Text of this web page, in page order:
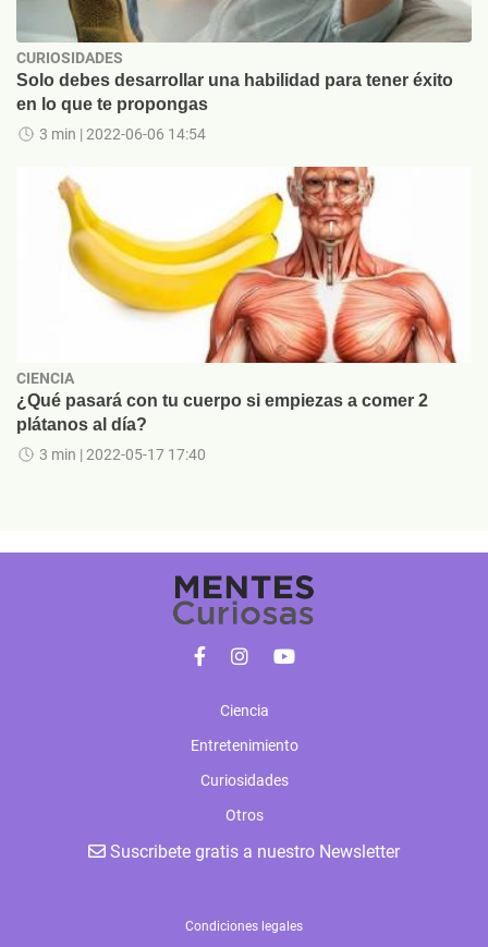
CURIOSIDADES
Solo debes desarrollar una habilidad para tener éxito
en lo que te propongas
3 min | 2022-06-06 14:54
CIENCIA
¿Qué pasará con tu cuerpo si empiezas a comer 2
plátanos al día?
3 min | 2022-05-17 17:40
Ciencia
Entretenimiento
Curiosidades
Otros
Suscribete gratis a nuestro Newsletter
Condiciones legales